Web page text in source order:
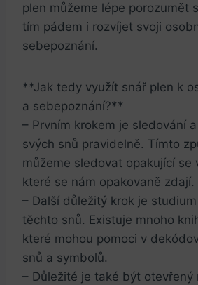
plen můžeme lépe porozumět
tím pádem i rozvíjet svoji
sebepoznání.
**Jak tedy využít snář plen k
a sebepoznání?**
– Prvním krokem je sledování
svých snů pravidelně. Tímto
můžeme sledovat opakující se
které se nám opakovaně zdají.
– Další důležitý krok je
těchto snů. Existuje mnoho
které mohou pomoci v
snů a symbolů.
– Důležité je také být otevřený